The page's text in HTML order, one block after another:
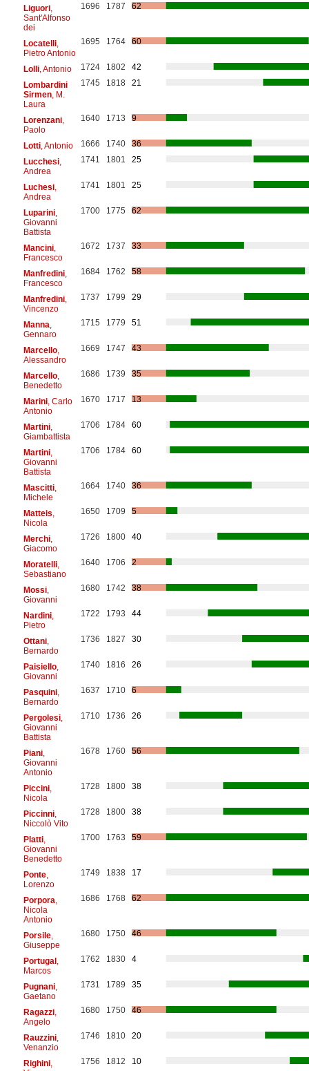
Liguori,
Sant'Alfonso
dei
1696 1787 62
Locatelli,
Pietro Antonio
1695 1764 60
Lolli, Antonio 1724 1802
42
Lombardini
Sirmen, M.
Laura
1745 1818 21
Lorenzani,
Paolo
1640 1713 9
Lotti, Antonio 1666 1740
36
Lucchesi,
Andrea
1741 1801 25
Luchesi,
Andrea
1741 1801 25
Luparini,
Giovanni
Battista
1700 1775 62
Mancini,
Francesco
1672 1737 33
Manfredini,
Francesco
1684 1762 58
Manfredini,
Vincenzo
1737 1799 29
Manna
Gennaro
1715 1779 51
Marcello,
Alessandro
1669 1747 43
Marcello,
Benedetto
1686 1739 35
Marini, Carlo
Antonio
1670 1717 13
Martini,
Giambattista
1706 1784 60
Martini,
Giovanni
Battista
1706 1784 60
Mascitti,
Michele
1664 1740 36
Matteis
Nicola
1650 1709 5
Merchi,
Giacomo
1726 1800 40
Moratelli,
Sebastiano
1640 1706 2
Mossi,
Giovanni
1680 1742 38
Nardini,
Pietro
1722 1793 44
Ottani,
Bernardo
1736 1827 30
Paisiello,
Giovanni
1740 1816 26
Pasquini,
Bernardo
1637 1710 6
Pergolesi,
Giovanni
Battista
1710 1736 26
Piani,
Giovanni
Antonio
1678 1760 56
Piccini,
Nicola
1728 1800 38
Piccinni,
Niccolò Vito
1728 1800 38
Platti,
Giovanni
Benedetto
1700 1763 59
Ponte,
Lorenzo
1749 1838 17
Porpora
Nicola
Antonio
1686 1768 62
Porsile,
Giuseppe
1680 1750 46
Portugal,
Marcos
1762 1830 4
Pugnani,
Gaetano
1731 1789 35
Ragazzi,
Angelo
1680 1750 46
Rauzzini,
Venanzio
1746 1810 20
Righini,
1756 1812 10